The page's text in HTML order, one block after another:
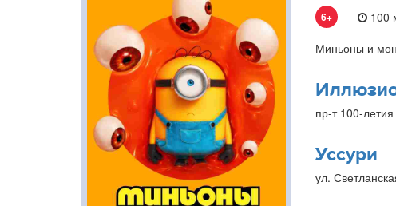
6+
100
Миньоны и
пр-т 100-
Уссури
ул.